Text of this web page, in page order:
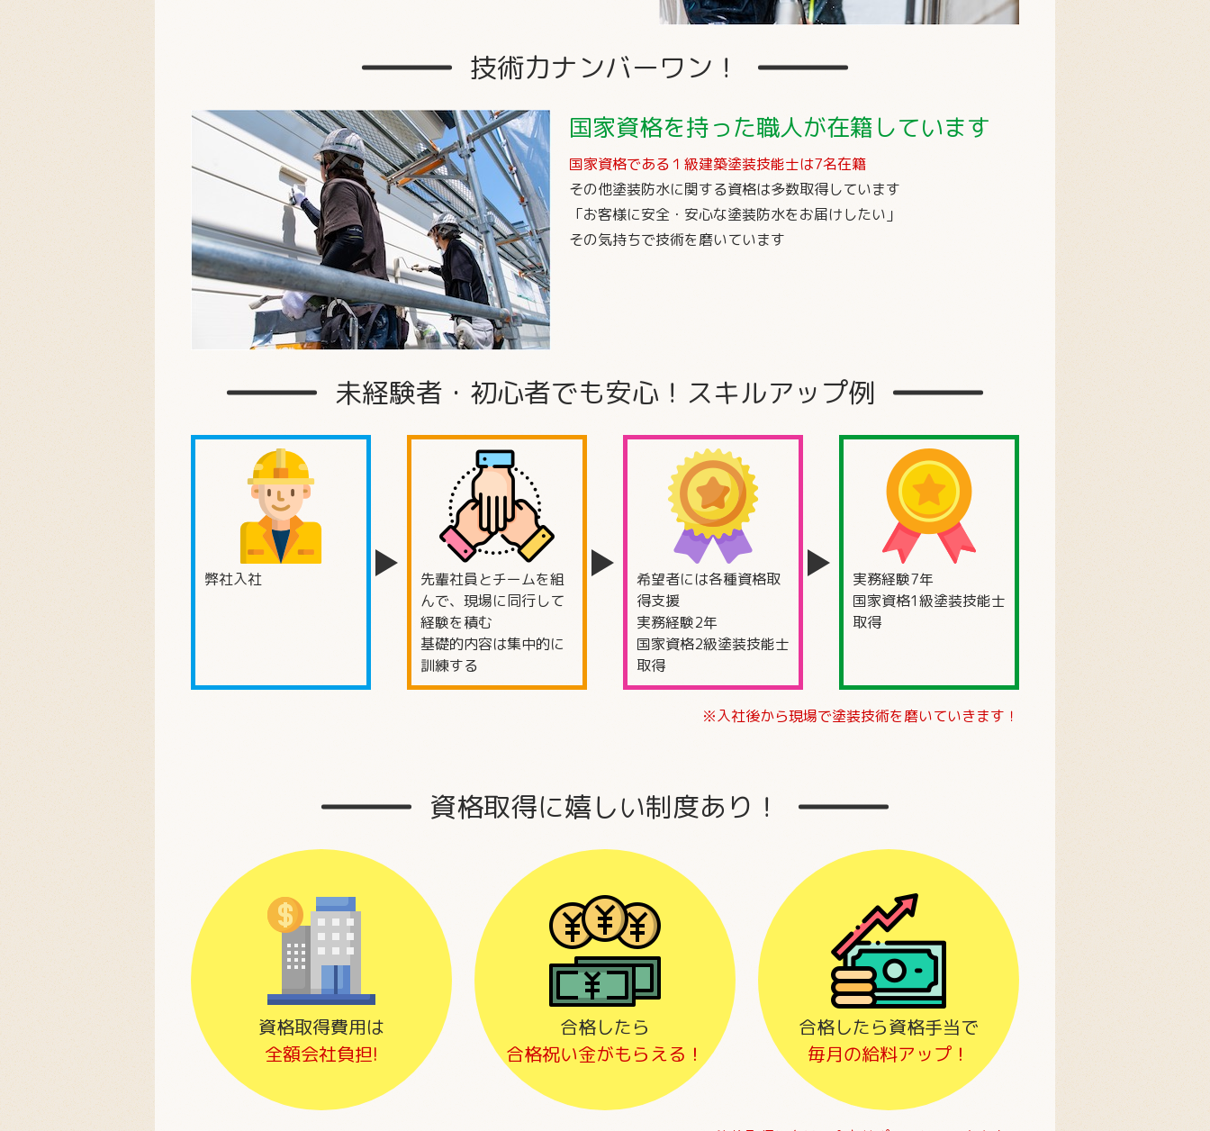
技術力ナンバーワン！
国家資格を持った職人が在籍しています
国家資格である１級建築塗装技能士は7名在籍
その他塗装防水に関する資格は多数取得しています
「お客様に安全・安心な塗装防水をお届けしたい」
その気持ちで技術を磨いています
未経験者・初心者でも安心！ スキルアップ例
弊社入社
先輩社員とチームを組
んで、現場に同行して
経験を積む
基礎的内容は集中的に
訓練する
希望者には各種資格取
得支援
実務経験2年
国家資格2級塗装技能士
取得
実務経験7年
国家資格1級塗装技能士
取得
※入社後から現場で塗装技術を磨いていきます！
資格取得に嬉しい制度あり！
資格取得費用は
全額会社負担!
合格したら
合格祝い金がもらえる！
合格したら資格手当で
毎月の給料アップ！